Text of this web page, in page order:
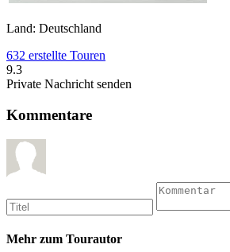
Land: Deutschland
632 erstellte Touren
9.3
Private Nachricht senden
Kommentare
Mehr zum Tourautor